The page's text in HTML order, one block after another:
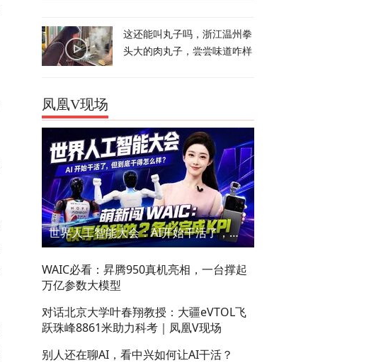
这还能叫丸子吗，浙江温州拳
头大的肉丸子，尝尝味道咋样
凤凰V现场
世界人工智能大会：AI开始干活了，但到底干的怎么样？萌新闯WAIC
WAIC必看：昇腾950真机亮相，一台撑起
万亿参数大模型
对话北京大学叶春翔教授：大疆eVTOL飞
跃珠峰8861米助力科考｜凤凰V现场
别人还在聊AI，看中兴如何让AI干活？